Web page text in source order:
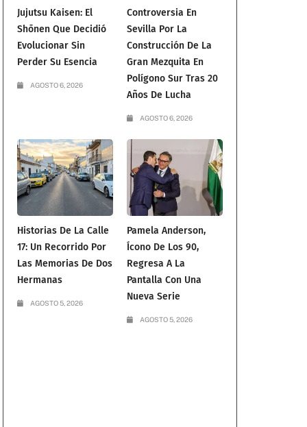
Jujutsu Kaisen: El
Shōnen Que Decidió
Evolucionar Sin
Perder Su Esencia
AGOSTO 6, 2026
Controversia En
Sevilla Por La
Construcción De La
Gran Mezquita En
Polígono Sur Tras 20
Años De Lucha
AGOSTO 6, 2026
Historias De La Calle
17: Un Recorrido Por
Las Memorias De Dos
Hermanas
AGOSTO 5, 2026
Pamela Anderson,
Ícono De Los 90,
Regresa A La
Pantalla Con Una
Nueva Serie
AGOSTO 5, 2026